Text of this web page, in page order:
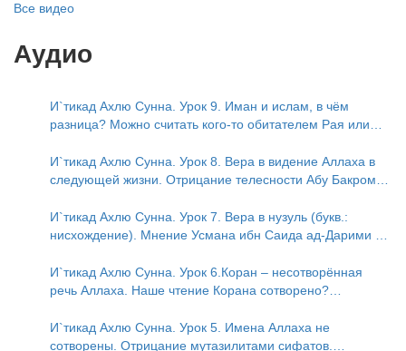
Все видео
Аудио
И`тикад Ахлю Сунна. Урок 9. Иман и ислам, в чём
разница? Можно считать кого-то обитателем Рая или
И`тикад Ахлю Сунна. Урок 8. Вера в видение Аллаха в
следующей жизни. Отрицание телесности Абу Бакром
Саида ад-Дарими. Иман – это слова, дела и познание
И`тикад Ахлю Сунна. Урок 7. Вера в нузуль (букв.:
нисхождение). Мнение Усмана ибн Саида ад-Дарими о
физическим движением?
И`тикад Ахлю Сунна. Урок 6.Коран – несотворённая
речь Аллаха. Наше чтение Корана сотворено?
И`тикад Ахлю Сунна. Урок 5. Имена Аллаха не
сотворены. Отрицание мутазилитами сифатов.